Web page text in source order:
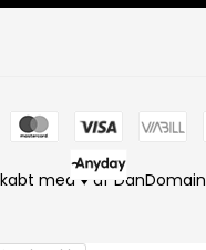
med ♥ af DanDomain